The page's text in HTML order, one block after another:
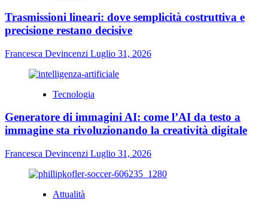
Trasmissioni lineari: dove semplicità costruttiva e
precisione restano decisive
Francesca Devincenzi Luglio 31, 2026
Tecnologia
Generatore di immagini AI: come l’AI da testo a
immagine sta rivoluzionando la creatività digitale
Francesca Devincenzi Luglio 31, 2026
Attualità